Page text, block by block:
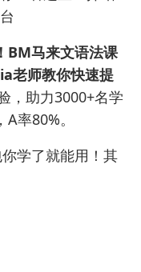
BM马来文语法课
老师教你快速提
，助力3000+名学
率80%。
学了就能用！其